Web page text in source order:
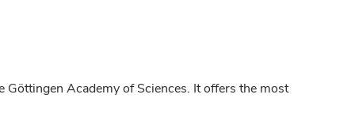
Academy of Sciences. It offers the most